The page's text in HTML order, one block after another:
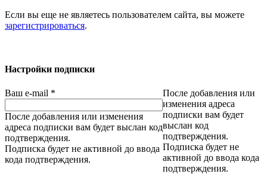
Если вы еще не являетесь пользователем сайта, вы можете
зарегистрироваться.
Настройки подписки
Ваш e-mail *
После добавления или изменения
адреса подписки вам будет выслан код
подтверждения.
Подписка будет не активной до ввода
кода подтверждения.
После добавления или
изменения адреса
подписки вам будет
выслан код
подтверждения.
Подписка будет не
активной до ввода кода
подтверждения.